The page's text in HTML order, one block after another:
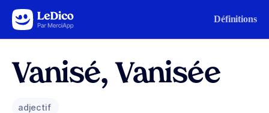
Aller au contenu Définitions
Vanisé, Vanisée
adjectif